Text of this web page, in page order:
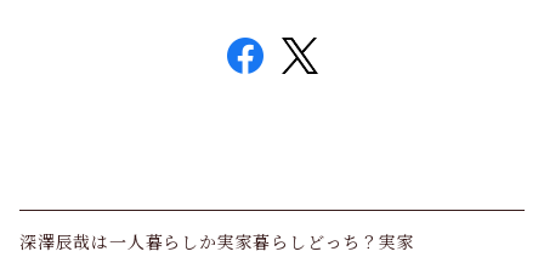
深澤辰哉は一人暮らしか実家暮らしどっち？実家